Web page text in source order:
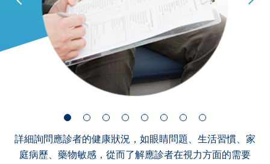
詳細詢問應診者的健康狀況，如眼睛問題、生活習慣、家
庭病歷、藥物敏感，從而了解應診者在視力方面的需要